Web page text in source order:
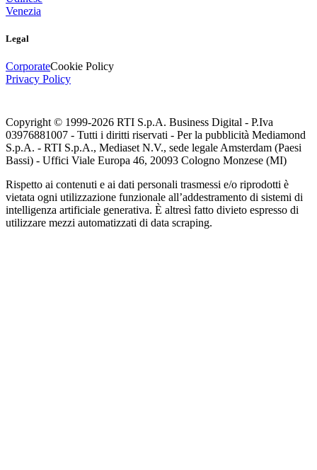
Venezia
Legal
CorporateCookie Policy
Privacy Policy
Copyright © 1999-2026 RTI S.p.A. Business Digital - P.Iva
03976881007 - Tutti i diritti riservati - Per la pubblicità Mediamond
S.p.A. - RTI S.p.A., Mediaset N.V., sede legale Amsterdam (Paesi
Bassi) - Uffici Viale Europa 46, 20093 Cologno Monzese (MI)
Rispetto ai contenuti e ai dati personali trasmessi e/o riprodotti è
vietata ogni utilizzazione funzionale all’addestramento di sistemi di
intelligenza artificiale generativa. È altresì fatto divieto espresso di
utilizzare mezzi automatizzati di data scraping.